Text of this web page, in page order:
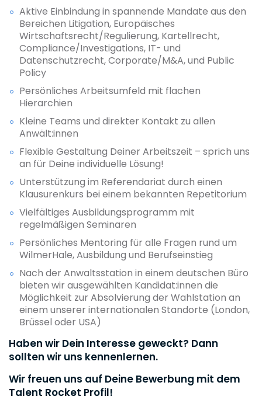
Aktive Einbindung in spannende Mandate aus den
Bereichen Litigation, Europäisches
Wirtschaftsrecht/Regulierung, Kartellrecht,
Compliance/Investigations, IT- und
Datenschutzrecht, Corporate/M&A, und Public
Policy
Persönliches Arbeitsumfeld mit flachen
Hierarchien
Kleine Teams und direkter Kontakt zu allen
Anwält:innen
Flexible Gestaltung Deiner Arbeitszeit – sprich uns
an für Deine individuelle Lösung!
Unterstützung im Referendariat durch einen
Klausurenkurs bei einem bekannten Repetitorium
Vielfältiges Ausbildungsprogramm mit
regelmäßigen Seminaren
Persönliches Mentoring für alle Fragen rund um
WilmerHale, Ausbildung und Berufseinstieg
Nach der Anwaltsstation in einem deutschen Büro
bieten wir ausgewählten Kandidat:innen die
Möglichkeit zur Absolvierung der Wahlstation an
einem unserer internationalen Standorte (London,
Brüssel oder USA)
Haben wir Dein Interesse geweckt? Dann
sollten wir uns kennenlernen.
Wir freuen uns auf Deine Bewerbung mit dem
Talent Rocket Profil!